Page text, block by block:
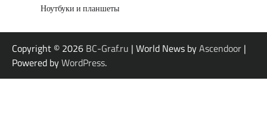
Ноутбуки и планшеты
Copyright © 2026 BC-Graf.ru | World News byAscendoor |
Powered byWordPress.